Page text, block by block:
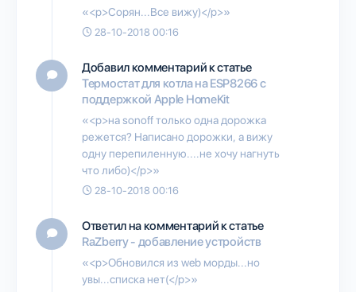
«<p>Сорян...Все вижу)</p>»
28-10-2018 00:16
Добавил комментарий к статье
Термостат для котла на ESP8266 с
поддержкой Apple HomeKit
«<p>на sonoff только одна дорожка
режется? Написано дорожки, а вижу
одну перепиленную....не хочу нагнуть
что либо)</p>»
28-10-2018 00:16
Ответил на комментарий к статье
RaZberry - добавление устройств
«<p>Обновился из web морды...но
увы...списка нет(</p>»